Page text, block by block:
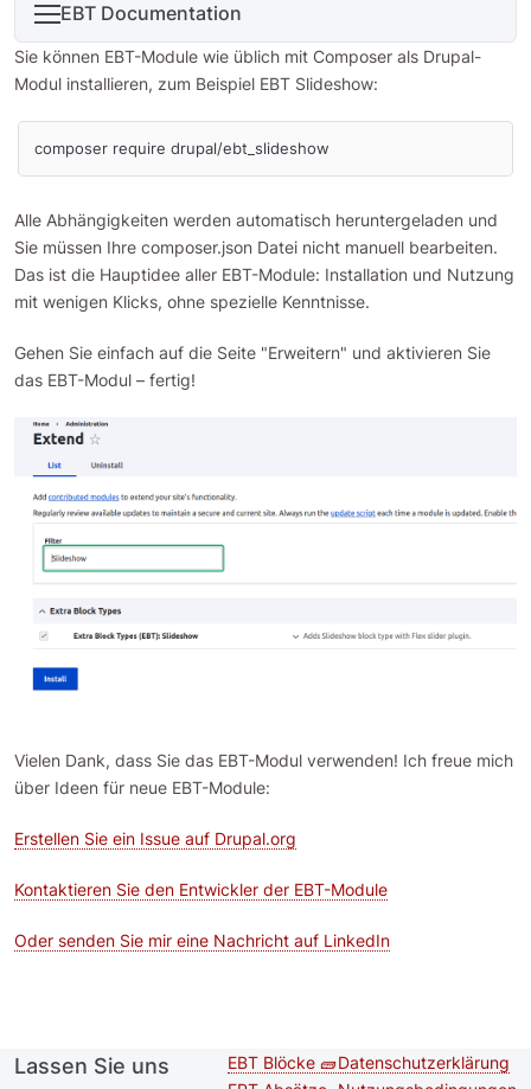
EBT Documentation
Sie können EBT-Module wie üblich mit Composer als Drupal-
Modul installieren, zum Beispiel EBT Slideshow:
composer require drupal/ebt_slideshow
Alle Abhängigkeiten werden automatisch heruntergeladen und
Sie müssen Ihre composer.json Datei nicht manuell bearbeiten.
Das ist die Hauptidee aller EBT-Module: Installation und Nutzung
mit wenigen Klicks, ohne spezielle Kenntnisse.
Gehen Sie einfach auf die Seite "Erweitern" und aktivieren Sie
das EBT-Modul – fertig!
Vielen Dank, dass Sie das EBT-Modul verwenden! Ich freue mich
über Ideen für neue EBT-Module:
Erstellen Sie ein Issue auf Drupal.org
Kontaktieren Sie den Entwickler der EBT-Module
Oder senden Sie mir eine Nachricht auf LinkedIn
Lassen Sie uns
Second
EBT Blöcke 🧱Footer menu
Datenschutzerklärung